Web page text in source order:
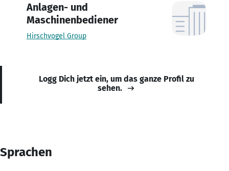
Anlagen- und
Maschinenbediener
Hirschvogel Group
Logg Dich jetzt ein, um das ganze Profil zu
sehen.
Sprachen